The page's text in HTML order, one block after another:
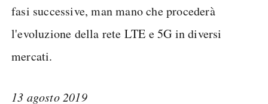
fasi successive, man mano che procederà
l'evoluzione della rete LTE e 5G in diversi
mercati.
13 agosto 2019